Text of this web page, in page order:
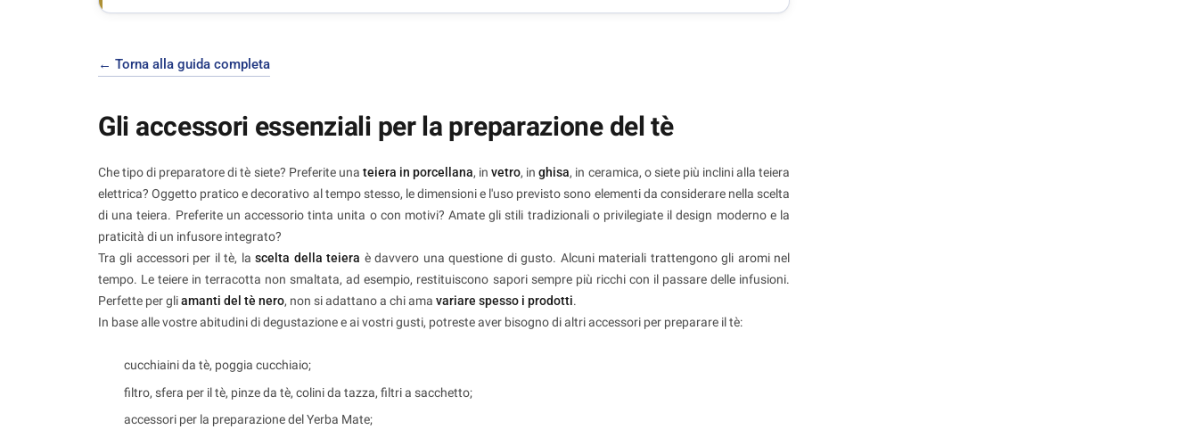
← Torna alla guida completa
Gli accessori essenziali per la preparazione del tè
Che tipo di preparatore di tè siete? Preferite una teiera in porcellana, invetro, inghisa, in ceramica, o siete più inclini alla teiera
elettrica? Oggetto pratico e decorativo al tempo stesso, le dimensioni e l'uso previsto sono elementi da considerare nella scelta
di una teiera. Preferite un accessorio tinta unita o con motivi? Amate gli stili tradizionali o privilegiate il design moderno e la
praticità di un infusore integrato?
Tra gli accessori per il tè, lascelta della teiera è davvero una questione di gusto. Alcuni materiali trattengono gli aromi nel
tempo. Le teiere in terracotta non smaltata, ad esempio, restituiscono sapori sempre più ricchi con il passare delle infusioni.
Perfette per gliamanti del tè nero, non si adattano a chi ama variare spesso i prodotti.
In base alle vostre abitudini di degustazione e ai vostri gusti, potreste aver bisogno di altri accessori per preparare il tè:
cucchiaini da tè, poggia cucchiaio;
filtro, sfera per il tè, pinze da tè, colini da tazza, filtri a sacchetto;
accessori per la preparazione del Yerba Mate;